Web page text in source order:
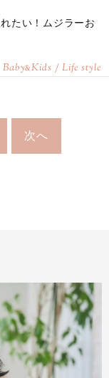
たい！ムジラーお
Baby&Kids / Life style
次へ